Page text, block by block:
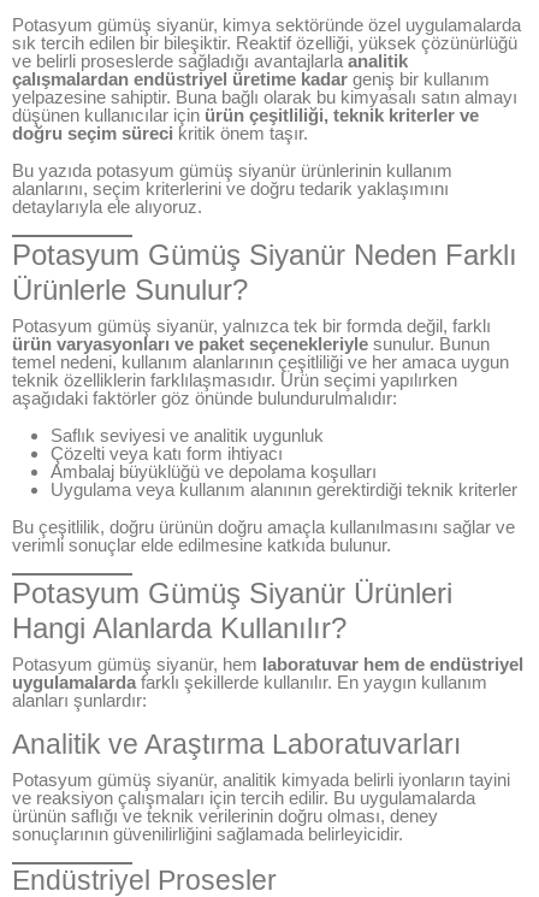
Potasyum gümüş siyanür, kimya sektöründe özel uygulamalarda
sık tercih edilen bir bileşiktir. Reaktif özelliği, yüksek çözünürlüğü
ve belirli proseslerde sağladığı avantajlarla analitik
çalışmalardan endüstriyel üretime kadar geniş bir kullanım
yelpazesine sahiptir. Buna bağlı olarak bu kimyasalı satın almayı
düşünen kullanıcılar için ürün çeşitliliği, teknik kriterler ve
doğru seçim süreci kritik önem taşır.
Bu yazıda potasyum gümüş siyanür ürünlerinin kullanım
alanlarını, seçim kriterlerini ve doğru tedarik yaklaşımını
detaylarıyla ele alıyoruz.
Potasyum Gümüş Siyanür Neden Farklı
Ürünlerle Sunulur?
Potasyum gümüş siyanür, yalnızca tek bir formda değil, farklı
ürün varyasyonları ve paket seçenekleriyle sunulur. Bunun
temel nedeni, kullanım alanlarının çeşitliliği ve her amaca uygun
teknik özelliklerin farklılaşmasıdır. Ürün seçimi yapılırken
aşağıdaki faktörler göz önünde bulundurulmalıdır:
Saflık seviyesi ve analitik uygunluk
Çözelti veya katı form ihtiyacı
Ambalaj büyüklüğü ve depolama koşulları
Uygulama veya kullanım alanının gerektirdiği teknik kriterler
Bu çeşitlilik, doğru ürünün doğru amaçla kullanılmasını sağlar ve
verimli sonuçlar elde edilmesine katkıda bulunur.
Potasyum Gümüş Siyanür Ürünleri
Hangi Alanlarda Kullanılır?
Potasyum gümüş siyanür, hem laboratuvar hem de endüstriyel
uygulamalarda farklı şekillerde kullanılır. En yaygın kullanım
alanları şunlardır:
Analitik ve Araştırma Laboratuvarları
Potasyum gümüş siyanür, analitik kimyada belirli iyonların tayini
ve reaksiyon çalışmaları için tercih edilir. Bu uygulamalarda
ürünün saflığı ve teknik verilerinin doğru olması, deney
sonuçlarının güvenilirliğini sağlamada belirleyicidir.
Endüstriyel Prosesler